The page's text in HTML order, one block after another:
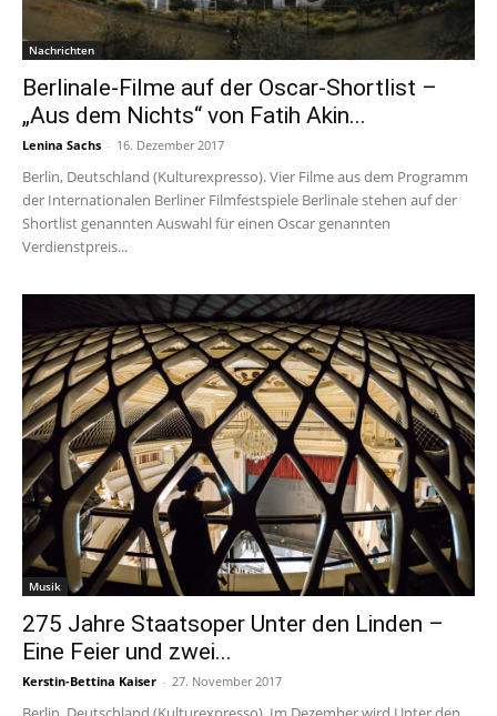
Nachrichten
Berlinale-Filme auf der Oscar-Shortlist –
„Aus dem Nichts“ von Fatih Akin...
Lenina Sachs - 16. Dezember 2017
Berlin, Deutschland (Kulturexpresso). Vier Filme aus dem Programm
der Internationalen Berliner Filmfestspiele Berlinale stehen auf der
Shortlist genannten Auswahl für einen Oscar genannten
Verdienstpreis...
Musik
275 Jahre Staatsoper Unter den Linden –
Eine Feier und zwei...
Kerstin-Bettina Kaiser - 27. November 2017